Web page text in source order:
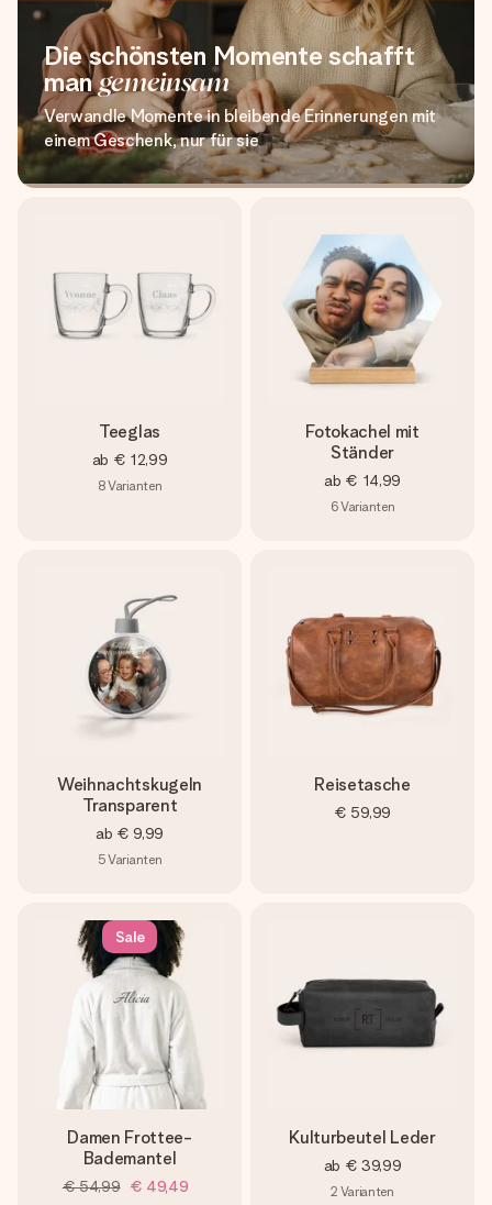
Die schönsten Momente schafft
mangemeinsam
Verwandle Momente in bleibende Erinnerungen mit
einem Geschenk, nur für sie
Teeglas
ab € 12,99
8Varianten
Fotokachel mit
Ständer
ab € 14,99
6Varianten
Weihnachtskugeln
Transparent
ab € 9,99
5Varianten
Reisetasche
€ 59,99
Sale
Damen Frottee-
Bademantel
€ 54,99 € 49,49
Kulturbeutel Leder
ab € 39,99
2 Varianten